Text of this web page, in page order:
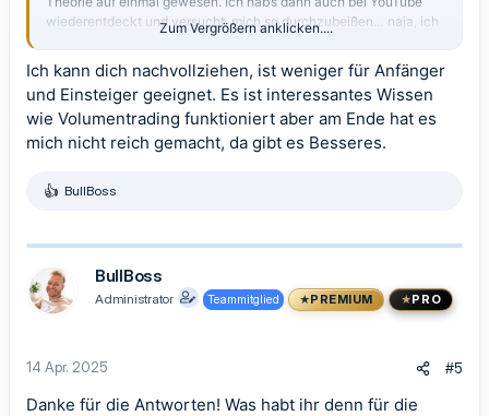
wiederentdeckt und versucht, mich so durchzubeißen… naja, ich
habe was gelernt aber so wirklich profitabel bin ich jetzt nicht.
Aber: Wer schon ein solides Fundament in Markttechnik hat und
Bock auf tiefes Volumentrading-Level hat, für den kann die
Schulz-Akademie schon was sein. Ist halt nix zum Nebenbei-
Gucken. Ich fahr besser mit dem BullPower Template.
Kim
Zum Vergrößern anklicken....
Ich kann dich nachvollziehen, ist weniger für Anfänger
und Einsteiger geeignet. Es ist interessantes Wissen
wie Volumentrading funktioniert aber am Ende hat es
mich nicht reich gemacht, da gibt es Besseres.
R
k
o
BullBoss
BullBoss
Administrator Teammitglied PREMIUM PRO
14 Apr. 2025 #5
Danke für die Antworten! Was habt ihr denn für die